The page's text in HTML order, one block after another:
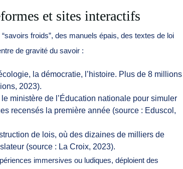
et sites interactifs
froids”, des manuels épais, des textes de loi
de gravité du savoir :
la démocratie, l’histoire. Plus de 8 millions
2023).
ministère de l’Éducation nationale pour simuler
recensés la première année (source : Eduscol,
de lois, où des dizaines de milliers de
(source : La Croix, 2023).
immersives ou ludiques, déploient des